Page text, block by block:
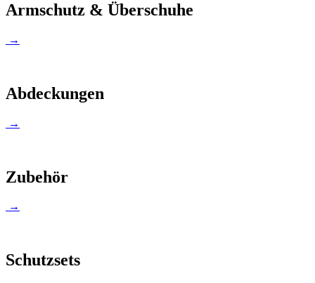
Armschutz & Überschuhe
→
Abdeckungen
→
Zubehör
→
Schutzsets